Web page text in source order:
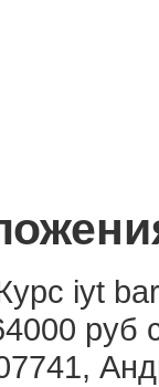
iyt
руб